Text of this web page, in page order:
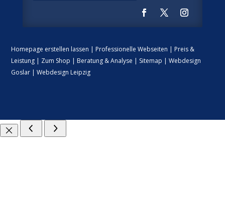
Homepage erstellen lassen | Professionelle Webseiten | Preis &
Leistung | Zum Shop | Beratung & Analyse | Sitemap | Webdesign
Goslar| Webdesign Leipzig